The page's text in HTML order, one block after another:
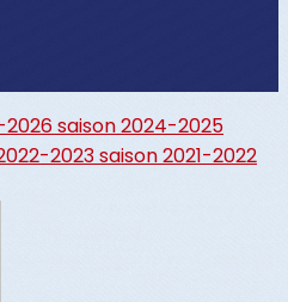
2026saison 2024-2025
2023saison 2021-2022